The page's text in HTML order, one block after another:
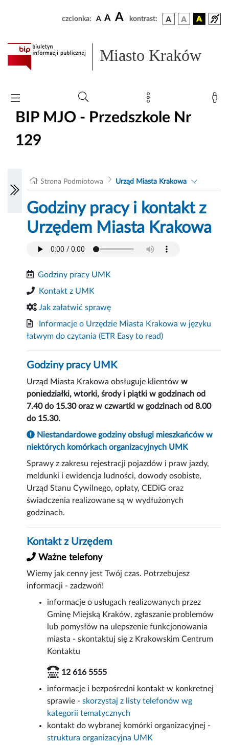
czcionka: A A A kontrast:
Miasto Kraków
BIP MJO - Przedszkole Nr
129
Strona Podmiotowa Urząd Miasta Krakowa
Godziny pracy i kontakt z
Urzędem Miasta Krakowa
Godziny pracy UMK
Kontakt z UMK
Jak załatwić sprawę
Informacje o Urzędzie Miasta Krakowa w języku
łatwym do czytania(ETR Easy to read)
Godziny pracy UMK
Urząd Miasta Krakowa obsługuje klientóww
poniedziałki, wtorki, środy i piątki w godzinach od
7.40 do 15.30 oraz w czwartki w godzinach od 8.00
do 15.30.
Niestandardowe godziny obsługi mieszkańców w
niektórych komórkach organizacyjnych UMK
Sprawy z zakresu rejestracji pojazdów i praw jazdy,
meldunki i ewidencja ludności, dowody osobiste,
Urząd Stanu Cywilnego, opłaty, CEDiG oraz
świadczenia realizowane są w wydłużonych
godzinach.
Kontakt z Urzędem
Ważne telefony
Wiemy jak cenny jest Twój czas. Potrzebujesz
informacji - zadzwoń!
informacje o usługach realizowanych przez
Gminę Miejską Kraków, zgłaszanie problemów
lub pomysłów na ulepszenie funkcjonowania
miasta - skontaktuj się z Krakowskim Centrum
Kontaktu
12 616 5555
informacje i bezpośredni kontakt w konkretnej
sprawie -skorzystaj z listy telefonów wg
kategorii tematycznych
kontakt do wybranej komórki organizacyjnej -
struktura organizacyjna UMK